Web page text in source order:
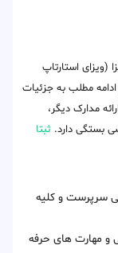
(ویزای استارتاپ
مطلب به جزئیات
مدارک دیگر،
بستگی دارد. ثبتا
سرپرست و کلیه
و مهارت های حرفه